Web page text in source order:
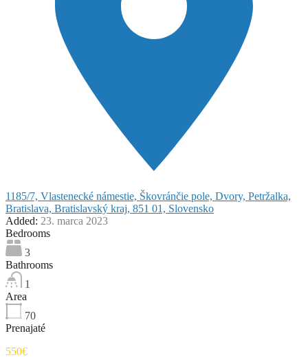
1185/7, Vlastenecké námestie, Škovránčie pole, Dvory, Petržalka,
Bratislava, Bratislavský kraj, 851 01, Slovensko
Added: 23. marca 2023
Bedrooms
3
Bathrooms
1
Area
70
Prenajaté
550€